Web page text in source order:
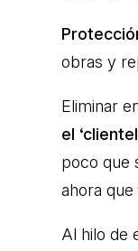
obras y
Eliminar
el
poco que
ahora
Al hilo de